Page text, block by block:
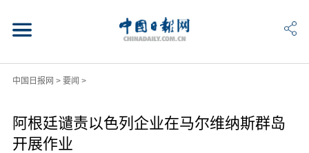
中国日报网 > 要闻 >
阿根廷谴责以色列企业在马尔维纳斯群岛
开展作业